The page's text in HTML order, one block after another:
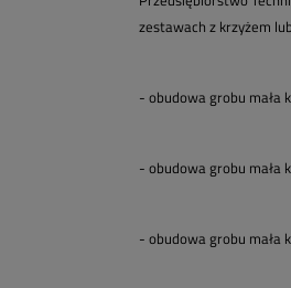
zestawach z krzyżem
- obudowa grobu mała
- obudowa grobu mała
- obudowa grobu mała